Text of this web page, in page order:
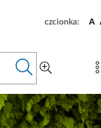
czcionka: A